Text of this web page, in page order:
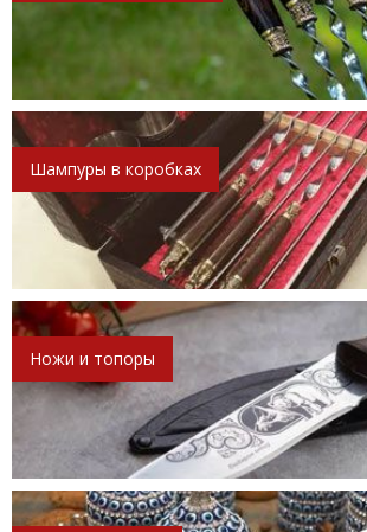
Шампуры в коробках
Ножи и топоры